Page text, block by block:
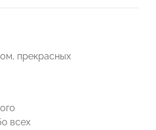
прекрасных
всех